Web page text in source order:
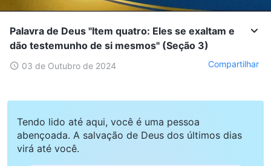
Palavra de Deus "Item quatro: Eles se exaltam e
dão testemunho de si mesmos" (Seção 3)
03 de Outubro de 2024 Compartilhar
Tendo lido até aqui, você é uma pessoa
abençoada. A salvação de Deus dos últimos dias
virá até você.